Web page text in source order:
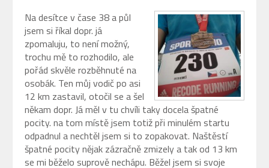
Na desítce v čase 38 a půl
jsem si říkal dopr. já
zpomaluju, to není možný,
trochu mě to rozhodilo, ale
pořád skvěle rozběhnuté na
osobák. Ten můj vodič po asi
12 km zastavil, otočil se a šel
někam dopr. Já měl v tu chvíli taky docela špatné
pocity. na tom místě jsem totiž při minulém startu
odpadnul a nechtěl jsem si to zopakovat. Naštěstí
špatné pocity nějak zázračně zmizely a tak od 13 km
se mi běželo suprově nechápu. Běžel jsem si svoje